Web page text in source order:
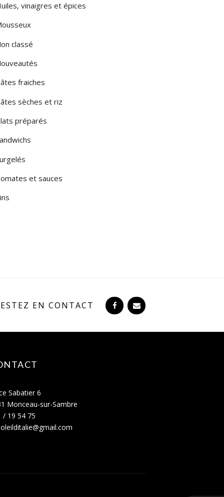
vinaigres et épices
classé
fraiches
sèches et riz
préparés
et sauces
EN CONTACT
Sabatier 6
Monceau-sur-Sambre
/ 19 54 75